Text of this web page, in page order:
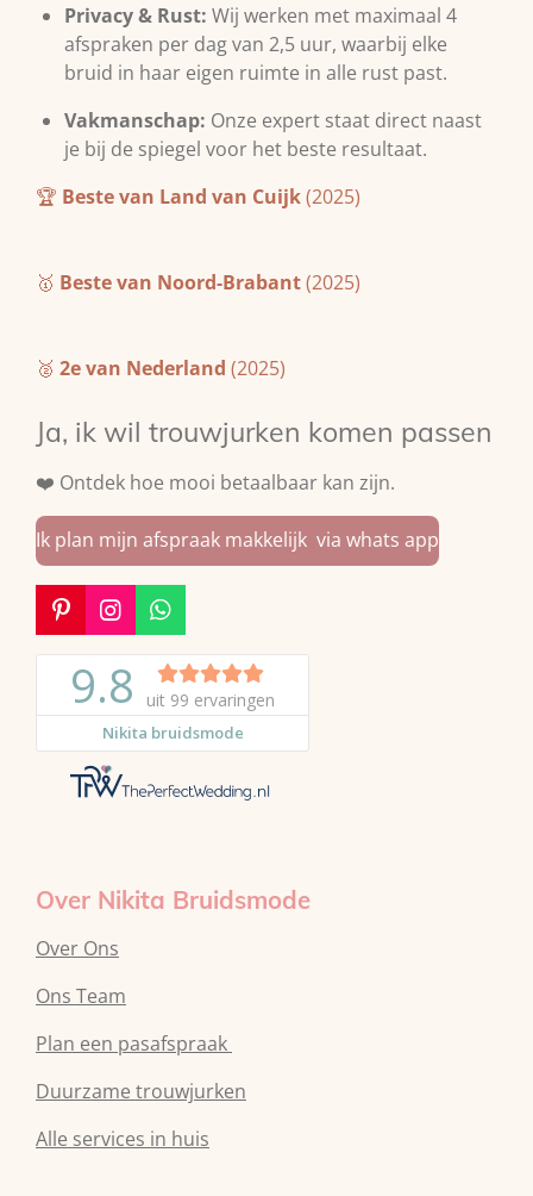
Privacy & Rust: Wij werken met maximaal 4
afspraken per dag van 2,5 uur, waarbij elke
bruid in haar eigen ruimte in alle rust past.
Vakmanschap: Onze expert staat direct naast
je bij de spiegel voor het beste resultaat.
🏆 Beste van Land van Cuijk(2025)
🥇 Beste van Noord-Brabant(2025)
🥈 2e van Nederland (2025)
Ja, ik wil trouwjurken komen passen
❤️ Ontdek hoe mooi betaalbaar kan zijn.
Ik plan mijn afspraak makkelijk via whats app
P
i
n
e
e
I
n
s
t
a
g
r
a
m
W
h
a
t
s
A
p
Over Nikita Bruidsmode
Over Ons
Ons Team
Plan een pasafspraak
Duurzame trouwjurken
Alle services in huis